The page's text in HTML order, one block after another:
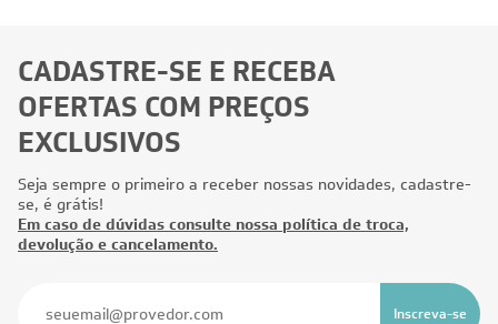
CADASTRE-SE E RECEBA
OFERTAS COM PREÇOS
EXCLUSIVOS
Seja sempre o primeiro a receber nossas novidades, cadastre-
se, é grátis!
Em caso de dúvidas consulte nossa política de troca,
devolução e cancelamento.
Inscreva-se